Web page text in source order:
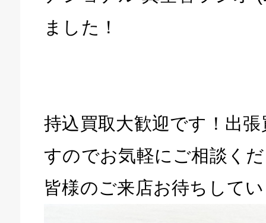
ました！
持込買取大歓迎です！出
すのでお気軽にご相談く
皆様のご来店お待ちして
ドキ 磐田店